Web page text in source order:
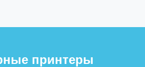
принтеры